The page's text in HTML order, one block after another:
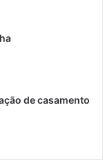
de casamento